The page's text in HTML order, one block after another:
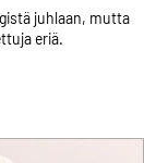
juhlaan, mutta
eriä.